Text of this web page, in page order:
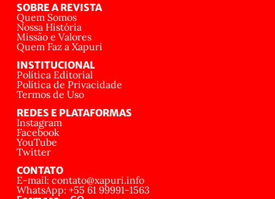
SOBRE A REVISTA
Quem Somos
Nossa História
Missão e Valores
Quem Faz a Xapuri
INSTITUCIONAL
Política Editorial
Política de Privacidade
Termos de Uso
REDES E PLATAFORMAS
Instagram
Facebook
YouTube
Twitter
CONTATO
E-mail: contato@xapuri.info
WhatsApp: +55 61 99991-1563